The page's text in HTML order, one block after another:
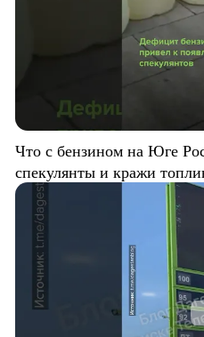
Что с бензином на Юге
спекулянты и кражи